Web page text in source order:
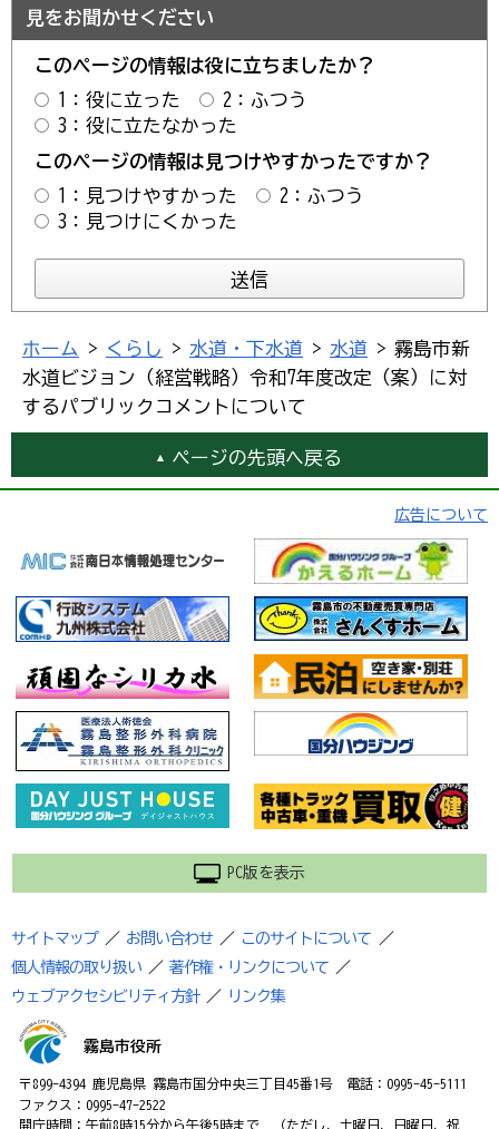
見をお聞かせください
このページの情報は役に立ちましたか？
1：役に立った
2：ふつう
3：役に立たなかった
このページの情報は見つけやすかったですか？
1：見つけやすかった
2：ふつう
3：見つけにくかった
ホーム > くらし > 水道・下水道 > 水道 > 霧島市新
水道ビジョン（経営戦略）令和7年度改定（案）に対
するパブリックコメントについて
ページの先頭へ戻る
広告について
PC版を表示
サイトマップ ／ お問い合わせ ／ このサイトについて
／
個人情報の取り扱い
／ 著作権・リンクについて
／
ウェブアクセシビリティ方針
／ リンク集
霧島市役所
〒899-4394 鹿児島県 霧島市国分中央三丁目45番1号 電話：0995-45-5111
ファクス：0995-47-2522
開庁時間：午前8時15分から午後5時まで （ただし、土曜日、日曜日、祝